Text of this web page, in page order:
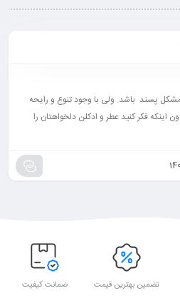
پسند باشد. ولی با وجود تنوع و رایحه
اینکه فکر کنید عطر و ادکلن دلخواهتان را
تضمین بهترین قیمت ضمانت کیفیت